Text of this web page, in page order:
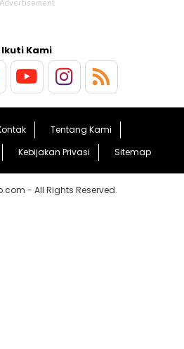
Ikuti Kami
Tentang Kami
Kebijakan Privasi Sitemap
- All Rights Reserved.